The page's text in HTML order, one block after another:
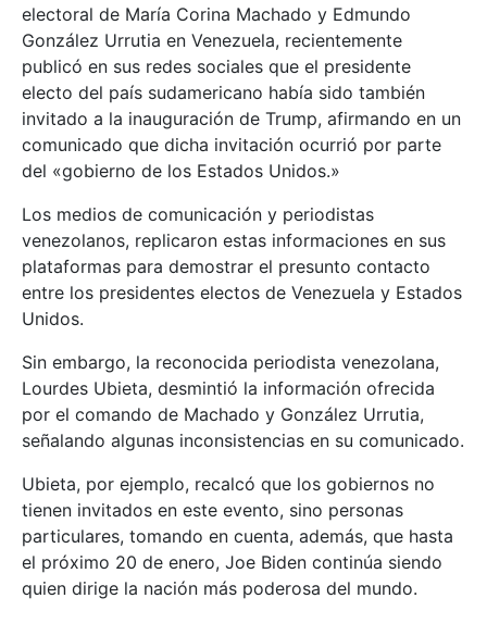
electoral de María Corina Machado y Edmundo
González Urrutia en Venezuela, recientemente
publicó en sus redes sociales que el presidente
electo del país sudamericano había sido también
invitado a la inauguración de Trump, afirmando en un
comunicado que dicha invitación ocurrió por parte
del «gobierno de los Estados Unidos.»
Los medios de comunicación y periodistas
venezolanos, replicaron estas informaciones en sus
plataformas para demostrar el presunto contacto
entre los presidentes electos de Venezuela y Estados
Unidos.
Sin embargo, la reconocida periodista venezolana,
Lourdes Ubieta, desmintió la información ofrecida
por el comando de Machado y González Urrutia,
señalando algunas inconsistencias en su comunicado.
Ubieta, por ejemplo, recalcó que los gobiernos no
tienen invitados en este evento, sino personas
particulares, tomando en cuenta, además, que hasta
el próximo 20 de enero, Joe Biden continúa siendo
quien dirige la nación más poderosa del mundo.